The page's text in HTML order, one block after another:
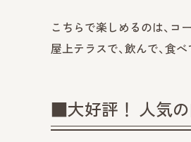
こちらで楽しめるのは、コ
屋上テラスで、飲んで、食
■大好評！ 人気